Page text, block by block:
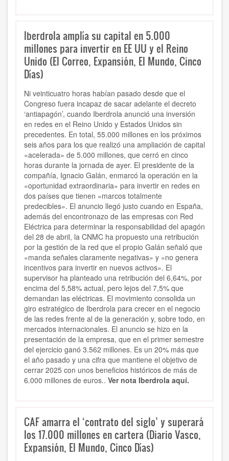
Iberdrola amplía su capital en 5.000
millones para invertir en EE UU y el Reino
Unido (El Correo, Expansión, El Mundo, Cinco
Días)
Ni veinticuatro horas habían pasado desde que el
Congreso fuera incapaz de sacar adelante el decreto
‘antiapagón’, cuando Iberdrola anunció una inversión
en redes en el Reino Unido y Estados Unidos sin
precedentes. En total, 55.000 millones en los próximos
seis años para los que realizó una ampliación de capital
«acelerada» de 5.000 millones, que cerró en cinco
horas durante la jornada de ayer. El presidente de la
compañía, Ignacio Galán, enmarcó la operación en la
«oportunidad extraordinaria» para invertir en redes en
dos países que tienen «marcos totalmente
predecibles». El anuncio llegó justo cuando en España,
además del encontronazo de las empresas con Red
Eléctrica para determinar la responsabilidad del apagón
del 28 de abril, la CNMC ha propuesto una retribución
por la gestión de la red que el propio Galán señaló que
«manda señales claramente negativas» y «no genera
incentivos para invertir en nuevos activos». El
supervisor ha planteado una retribución del 6,64%, por
encima del 5,58% actual, pero lejos del 7,5% que
demandan las eléctricas. El movimiento consolida un
giro estratégico de Iberdrola para crecer en el negocio
de las redes frente al de la generación y, sobre todo, en
mercados internacionales. El anuncio se hizo en la
presentación de la empresa, que en el primer semestre
del ejercicio ganó 3.562 millones. Es un 20% más que
el año pasado y una cifra que mantiene el objetivo de
cerrar 2025 con unos beneficios históricos de más de
6.000 millones de euros.. Ver nota Iberdrola aquí.
CAF amarra el ‘contrato del siglo’ y superará
los 17.000 millones en cartera (Diario Vasco,
Expansión, El Mundo, Cinco Días)